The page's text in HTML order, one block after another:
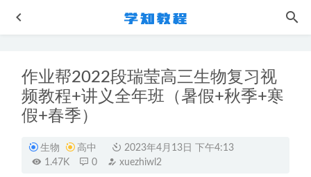
作业帮2022段瑞莹高三生物复习视
频教程+讲义全年班（暑假+秋季+寒
假+春季）
生物 高中
2023年4月13日 下午4:13
1.47K
0 xuezhiwl2
高中政治网课教程2022孙安高考政治全年联报班教学视频